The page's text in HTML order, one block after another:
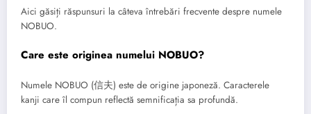
Aici găsiți răspunsuri la câteva întrebări frecvente despre numele
NOBUO.
Care este originea numelui NOBUO?
Numele NOBUO (信夫) este de origine japoneză. Caracterele
kanji care îl compun reflectă semnificația sa profundă.